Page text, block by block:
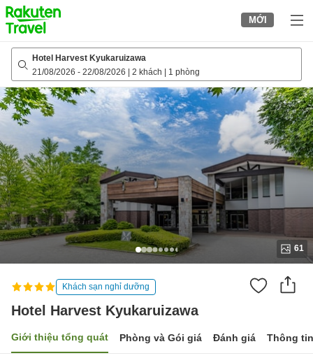
to
top
page
MỚI
Hotel Harvest Kyukaruizawa
21/08/2026 - 22/08/2026 2 khách 1 phòng
61
Khách sạn nghỉ dưỡng
Hotel Harvest Kyukaruizawa
Giới thiệu tổng quát Phòng và Gói giá Đánh giá Thông